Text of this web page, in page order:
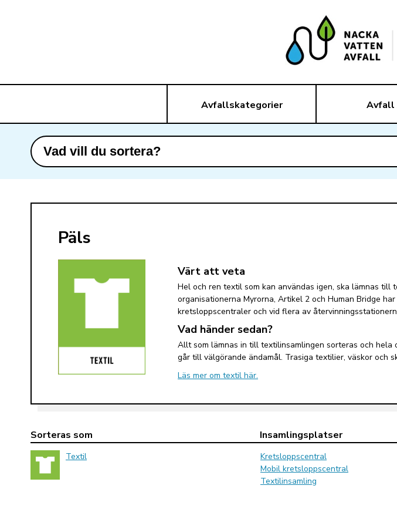
Avfallskategorier Avfall
Päls
Värt att veta
Hel och ren textil som kan användas igen, ska lämnas
organisationerna Myrorna, Artikel 2 och Human Bridge
kretsloppscentraler och vid flera av
Vad händer sedan?
Allt som lämnas in till textilinsamlingen sorteras och
går till välgörande ändamål. Trasiga textilier, väskor och
Läs mer om textil här.
Sorteras som Insamlingsplatser
Textil
Kretsloppscentral
Mobil kretsloppscentral
Textilinsamling